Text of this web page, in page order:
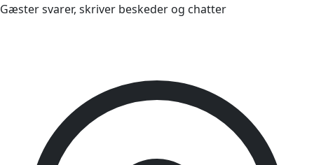
Gæster svarer, skriver beskeder og chatter